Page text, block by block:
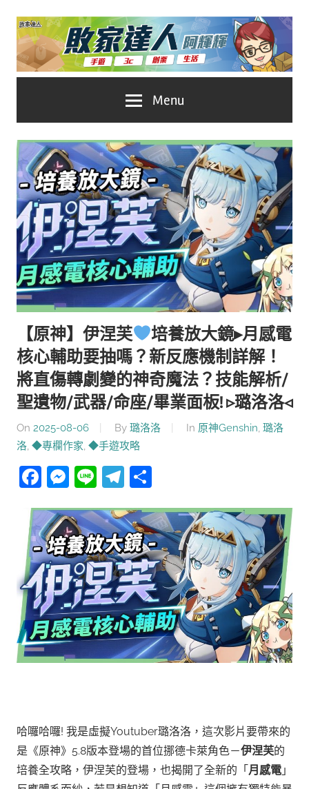
Skip
content
家
達
人
推
薦
No.1
遊
戲
科
技
自
媒
體。
Menu
【原神】伊涅芙
培養放大鏡▸月感電
核心輔助要抽嗎？新反應機制詳解！
將直傷轉劇變的神奇魔法？技能解析/
聖遺物/武器/命座/畢業面板! ▹璐洛洛◃
On 2025-08-06 By 璐洛洛 In 原神Genshin, 璐洛
洛, ◆專欄作家, ◆手遊攻略
Facebook
Messenger
LineTelegram
哈囉哈囉! 我是虛擬Youtuber璐洛洛，這次影片要帶來的
是《原神》5.8版本登場的首位挪德卡萊角色－伊涅芙的
培養全攻略，伊涅芙的登場，也揭開了全新的「 月感電 」